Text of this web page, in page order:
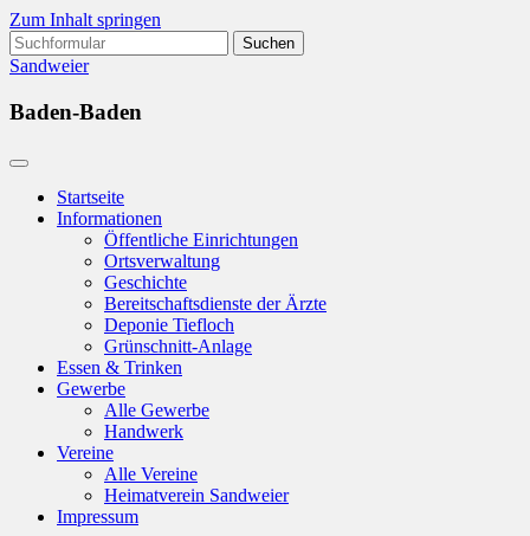
Zum Inhalt springen
Suchen
nach:
Sandweier
Baden-Baden
Startseite
Informationen
Öffentliche Einrichtungen
Ortsverwaltung
Geschichte
Bereitschaftsdienste der Ärzte
Deponie Tiefloch
Grünschnitt-Anlage
Essen & Trinken
Gewerbe
Alle Gewerbe
Handwerk
Vereine
Alle Vereine
Heimatverein Sandweier
Impressum